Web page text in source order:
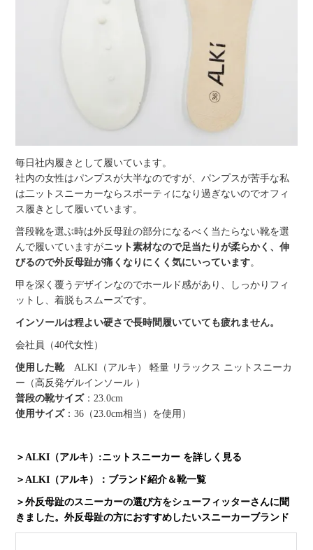
毎日社内履きとして履いています。
社内の女性はパンプスが大半なのですが、パンプスが苦手な私
は二ットスニーカーならスポーティになり過ぎないのでオフィ
ス履きとして履いています。
普段靴を選ぶ時は外反母趾の部分になるべく当たらない靴を選
んで履いていますがニット素材なので足当たりが柔らかく、伸
びるので外反母趾が痛くなりにくく気にいっています。
甲を深く覆うデザインなのでホールド感があり、しっかりフィ
ットし、着脱もスムーズです。
インソールは程よい硬さで長時間履いていても疲れません。
会社員（40代女性）
使用した靴ALKI（アルキ） 軽量 リラックス ニットスニーカ
ー（高反発ゲルインソール ）
普段の靴サイズ：23.0cm
使用サイズ：36（23.0cm相当）を使用）
＞ALKI（アルキ）:ニットスニーカー を詳しく見る
＞ALKI（アルキ）：ブランド紹介＆靴一覧
＞外反母趾のスニーカーの選び方をシューフィッターさんに聞
きました。外反母趾の方におすすめしたいスニーカーブランド